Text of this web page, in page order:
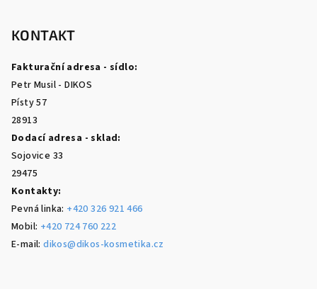
KONTAKT
Fakturační adresa - sídlo:
Petr Musil - DIKOS
Písty 57
28913
Dodací adresa - sklad:
Sojovice 33
29475
Kontakty:
Pevná linka: +420 326 921 466
Mobil: +420 724 760 222
E-mail:dikos@dikos-kosmetika.cz